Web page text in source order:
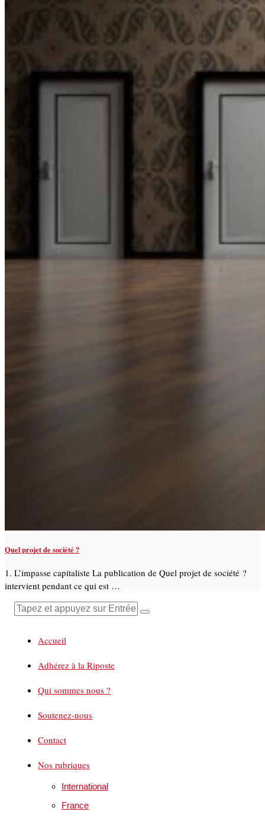
Quel projet de société ?
1. L’impasse capitaliste La publication de Quel projet de société ?
intervient pendant ce qui est …
Accueil
Adhérez à la Riposte
Qui sommes nous ?
Soutenez-nous
Contact
Nos rubriques
International
France